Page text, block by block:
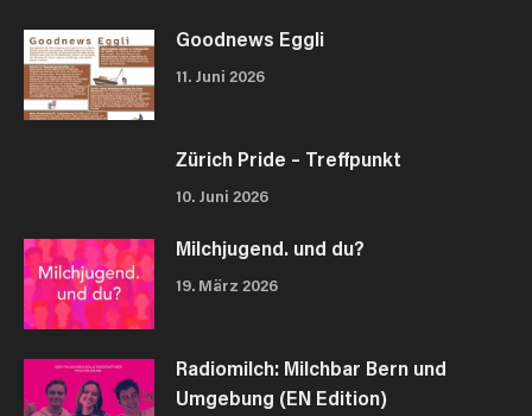
Goodnews Eggli
11. Juni 2026
Zürich Pride – Treffpunkt
10. Juni 2026
Milchjugend. und du?
19. März 2026
Radiomilch: Milchbar Bern und
Umgebung (EN Edition)